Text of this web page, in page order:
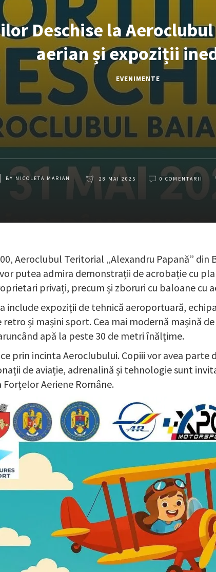
Deschise la
aerian și expoziții
EVENIMENTE
BY NICOLETA MARIAN 28 MAI 2025 0 COMENTARII
Aeroclubul Teritorial „Alexandru Papană”
putea admira demonstrații de acrobație cu
privați, precum și zboruri cu baloane cu
include expoziții de tehnică aeroportuară,
și mașini sport. Cea mai modernă mașină
apă la peste 30 de metri înălțime.
prin incinta Aeroclubului. Copiii vor avea
de aviație, adrenalină și tehnologie sunt
Aeriene Române.